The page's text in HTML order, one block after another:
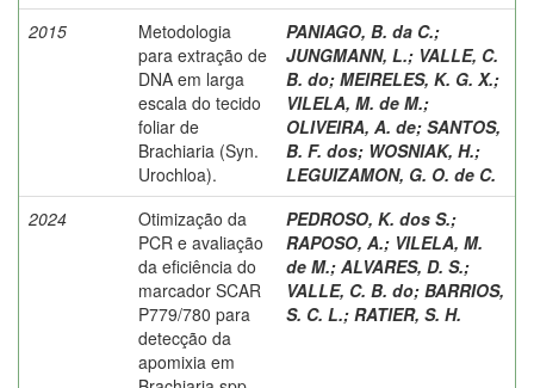
2015
Metodologia
para extração de
DNA em larga
escala do tecido
foliar de
Brachiaria (Syn.
Urochloa).
PANIAGO, B. da C.;
JUNGMANN, L.; VALLE, C.
B. do; MEIRELES, K. G. X.;
VILELA, M. de M.;
OLIVEIRA, A. de; SANTOS,
B. F. dos; WOSNIAK, H.;
LEGUIZAMON, G. O. de C.
2024
Otimização da
PCR e avaliação
da eficiência do
marcador SCAR
P779/780 para
detecção da
apomixia em
PEDROSO, K. dos S.;
RAPOSO, A.; VILELA, M.
de M.; ALVARES, D. S.;
VALLE, C. B. do; BARRIOS,
S. C. L.; RATIER, S. H.